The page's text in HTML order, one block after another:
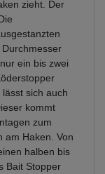
zieht. Der
ein bis zwei
sich auch
kommt
zum
am Haken. Von
halben bis
Bait Stopper